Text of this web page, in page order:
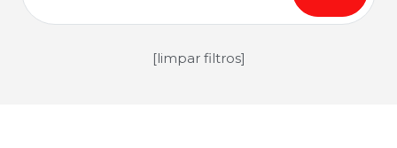
[limpar filtros]